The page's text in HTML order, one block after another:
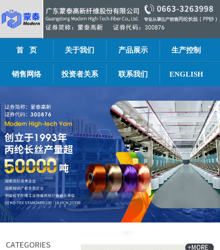
首 页 关于我们 产品展示 生产控制
销售网络 投资者关系 联系我们 ENGLISH